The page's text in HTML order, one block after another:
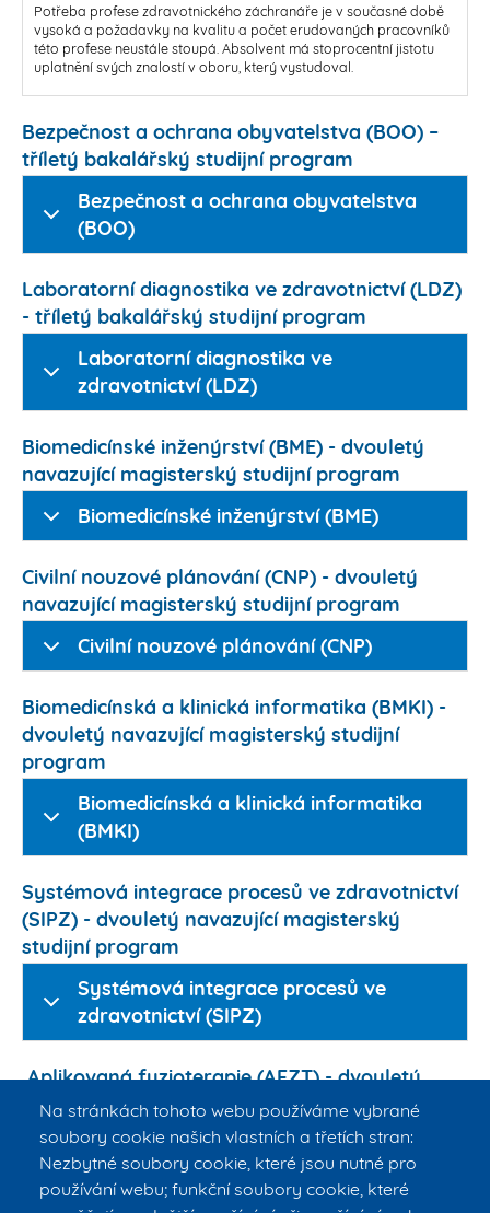
Na stránkách tohoto webu používáme vybrané
soubory cookie našich vlastních a třetích stran:
Nezbytné soubory cookie, které jsou nutné pro
používání webu; funkční soubory cookie, které
Potřeba profese zdravotnického záchranáře je v současné době
vysoká a požadavky na kvalitu a počet erudovaných pracovníků
této profese neustále stoupá. Absolvent má stoprocentní jistotu
uplatnění svých znalostí v oboru, který vystudoval.
Bezpečnost a ochrana obyvatelstva (BOO) –
tříletý bakalářský studijní program
Bezpečnost a ochrana obyvatelstva
(BOO)
Laboratorní diagnostika ve zdravotnictví (LDZ)
- tříletý bakalářský studijní program
Laboratorní diagnostika ve
zdravotnictví (LDZ)
Biomedicínské inženýrství (BME) - dvouletý
navazující magisterský studijní program
Biomedicínské inženýrství (BME)
Civilní nouzové plánování (CNP) - dvouletý
navazující magisterský studijní program
Civilní nouzové plánování (CNP)
Biomedicínská a klinická informatika (BMKI) -
dvouletý navazující magisterský studijní
program
Biomedicínská a klinická informatika
(BMKI)
Systémová integrace procesů ve zdravotnictví
(SIPZ) - dvouletý navazující magisterský
studijní program
Systémová integrace procesů ve
zdravotnictví (SIPZ)
Aplikovaná fyzioterapie (AFZT) - dvouletý
navazující magisterský studijní program
Aplikovaná fyzioterapie (AFZT)
Biomedicínské laboratorní metody (BLM) -